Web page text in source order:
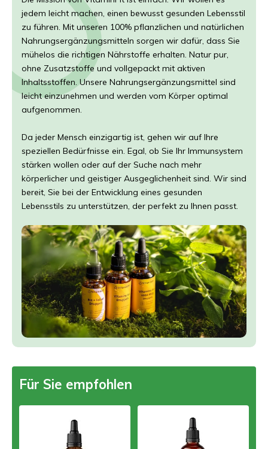
jedem leicht machen, einen bewusst gesunden Lebensstil
zu führen. Mit unseren 100% pflanzlichen und natürlichen
Nahrungsergänzungsmitteln sorgen wir dafür, dass Sie
mühelos die richtigen Nährstoffe erhalten. Natur pur,
ohne Zusatzstoffe und vollgepackt mit aktiven
Inhaltsstoffen. Unsere Nahrungsergänzungsmittel sind
leicht einzunehmen und werden vom Körper optimal
aufgenommen.
Da jeder Mensch einzigartig ist, gehen wir auf Ihre
speziellen Bedürfnisse ein. Egal, ob Sie Ihr Immunsystem
stärken wollen oder auf der Suche nach mehr
körperlicher und geistiger Ausgeglichenheit sind. Wir sind
bereit, Sie bei der Entwicklung eines gesunden
Lebensstils zu unterstützen, der perfekt zu Ihnen passt.
Für Sie empfohlen